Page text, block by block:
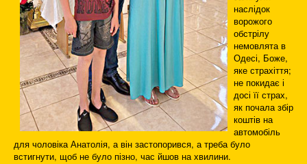
наслідок
ворожого
обстрілу
немовлята в
Одесі, Боже,
яке страхіття;
не покидає і
досі її страх,
як почала збір
коштів на
автомобіль
для чоловіка Анатолія, а він застопорився, а треба було
встигнути, щоб не було пізно, час йшов на хвилини.